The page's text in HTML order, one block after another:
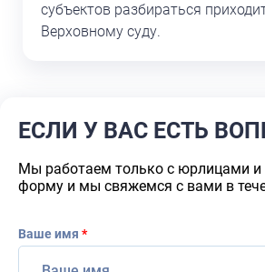
субъектов разбираться
Верховному суду.
ЕСЛИ У ВАС ЕСТЬ
Мы работаем только с юрлицами и
форму и мы свяжемся с вами в
Ваше имя *